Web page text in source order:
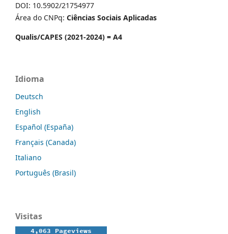
DOI: 10.5902/21754977
Área do CNPq: Ciências Sociais Aplicadas
Qualis/CAPES (2021-2024) = A4
Idioma
Deutsch
English
Español (España)
Français (Canada)
Italiano
Português (Brasil)
Visitas